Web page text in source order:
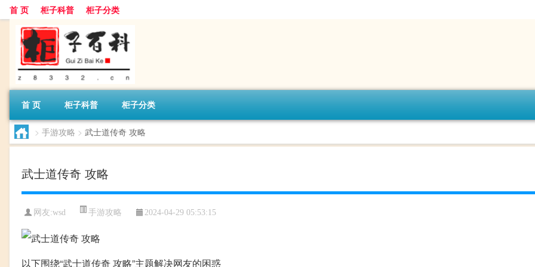
首 页 柜子科普 柜子分类
首 页 柜子科普 柜子分类
> 手游攻略 > 武士道传奇 攻略
武士道传奇 攻略
网友:wsd 手游攻略 2024-04-29 05:53:15
以下围绕“武士道传奇 攻略”主题解决网友的困惑